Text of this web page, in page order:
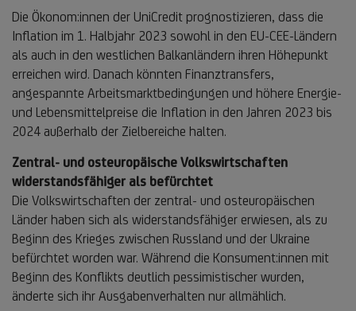
Die Ökonom:innen der UniCredit prognostizieren, dass die
Inflation im 1. Halbjahr 2023 sowohl in den EU-CEE-Ländern
als auch in den westlichen Balkanländern ihren Höhepunkt
erreichen wird. Danach könnten Finanztransfers,
angespannte Arbeitsmarktbedingungen und höhere Energie-
und Lebensmittelpreise die Inflation in den Jahren 2023 bis
2024 außerhalb der Zielbereiche halten.
Zentral- und osteuropäische Volkswirtschaften
widerstandsfähiger als befürchtet
Die Volkswirtschaften der zentral- und osteuropäischen
Länder haben sich als widerstandsfähiger erwiesen, als zu
Beginn des Krieges zwischen Russland und der Ukraine
befürchtet worden war. Während die Konsument:innen mit
Beginn des Konflikts deutlich pessimistischer wurden,
änderte sich ihr Ausgabenverhalten nur allmählich.